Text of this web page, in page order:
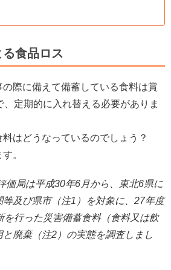
食品ロス
際に備えて備蓄している食料は賞
定期的に入れ替える必要がありま
はどうなっているのでしょう？
。
価局は平成30年6月から、東北6県に
及び県市（注1）を対象に、27年度
を行った災害備蓄食料（食料又は飲
廃棄（注2）の実態を調査しまし